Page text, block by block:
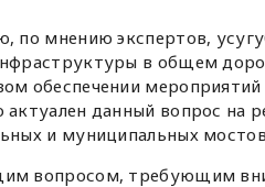
по мнению экспертов,
в общем
обеспечении
актуален данный вопрос на
и муниципальных
вопросом, требующим